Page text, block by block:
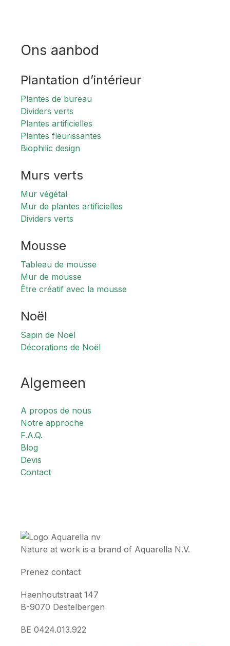
Ons aanbod
Plantation d’intérieur
Plantes de bureau
Dividers verts
Plantes artificielles
Plantes fleurissantes
Biophilic design
Murs verts
Mur végétal
Mur de plantes artificielles
Dividers verts
Mousse
Tableau de mousse
Mur de mousse
Être créatif avec la mousse
Noël
Sapin de Noël
Décorations de Noël
Algemeen
A propos de nous
Notre approche
F.A.Q.
Blog
Devis
Contact
Nature at work is a brand of Aquarella N.V.
Prenez contact
Haenhoutstraat 147
B-9070 Destelbergen
BE 0424.013.922